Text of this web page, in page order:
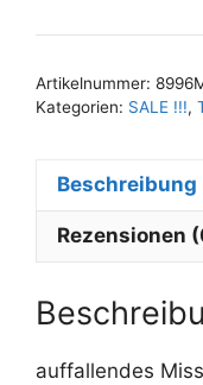
l
e
t
e
Artikelnummer:
Kategorien: SALE !!!,
Beschreibung
Rezensionen
auffallendes